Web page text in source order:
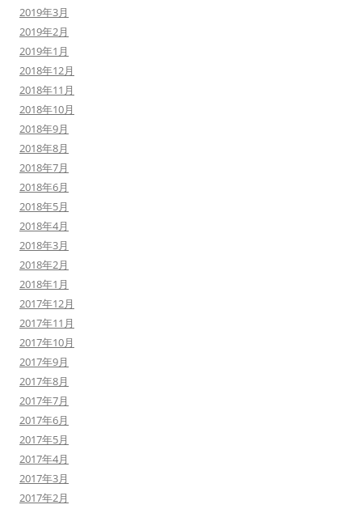
2019年3月
2019年2月
2019年1月
2018年12月
2018年11月
2018年10月
2018年9月
2018年8月
2018年7月
2018年6月
2018年5月
2018年4月
2018年3月
2018年2月
2018年1月
2017年12月
2017年11月
2017年10月
2017年9月
2017年8月
2017年7月
2017年6月
2017年5月
2017年4月
2017年3月
2017年2月